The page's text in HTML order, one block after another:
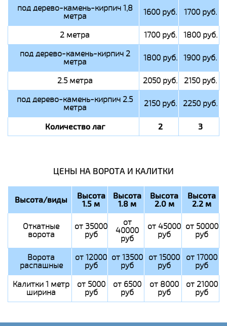
под дерево-камень-кирпич 1,8
метра 1600 руб. 1700 руб.
2 метра 1700 руб.
1800 руб.
под дерево-камень-кирпич 2
метра 1800 руб. 1900 руб.
2.5 метра 2050 руб.
2150 руб.
под дерево-камень-кирпич 2.5
метра 2150 руб. 2250 руб.
Количество лаг 2 3
ЦЕНЫ НА ВОРОТА И КАЛИТКИ
Высота/виды Высота
1.5 м
Высота
1.8 м
Высота
2.0 м
Высота
2.2 м
Откатные
ворота
от 35000
руб
от
40000
руб
от 45000
руб
от 50000
руб
Ворота
распашные
от 12000
руб
от 13500
руб
от 15000
руб
от 17000
руб
Калитки 1 метр
ширина
от 5000
руб
от 6500
руб
от 8000
руб
от 21000
руб